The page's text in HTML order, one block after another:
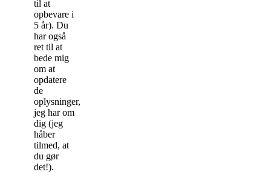
til at
opbevare i
5 år). Du
har også
ret til at
bede mig
om at
opdatere
de
oplysninger,
jeg har om
dig (jeg
håber
tilmed, at
du gør
det!).